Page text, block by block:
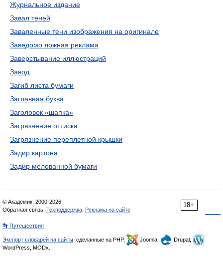
Журнальное издание
Завал теней
Заваленные тени изображения на оригинале
Заведомо ложная реклама
Заверстывание иллюстраций
Завод
Загиб листа бумаги
Заглавная буква
Заголовок «шапка»
Загрязнение оттиска
Загрязнение переплетной крышки
Задир картона
Задир мелованной бумаги
18+
© Академик, 2000-2026
Обратная связь: Техподдержка Реклама на сайте
👣 Путешествия
Экспорт словарей на сайты , сделанные на PHP, Joomla,
Drupal,
WordPress, MODx.